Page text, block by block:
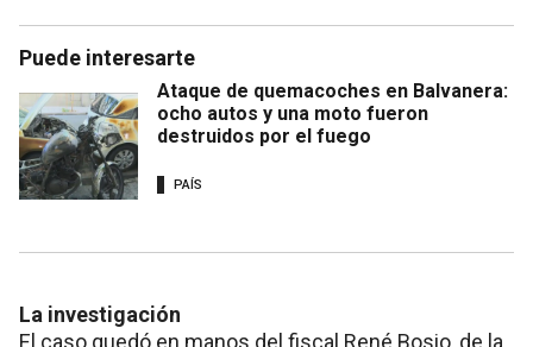
Puede interesarte
Ataque de quemacoches en Balvanera:
ocho autos y una moto fueron
destruidos por el fuego
PAÍS
La investigación
El caso quedó en manos del fiscal René Bosio, de la